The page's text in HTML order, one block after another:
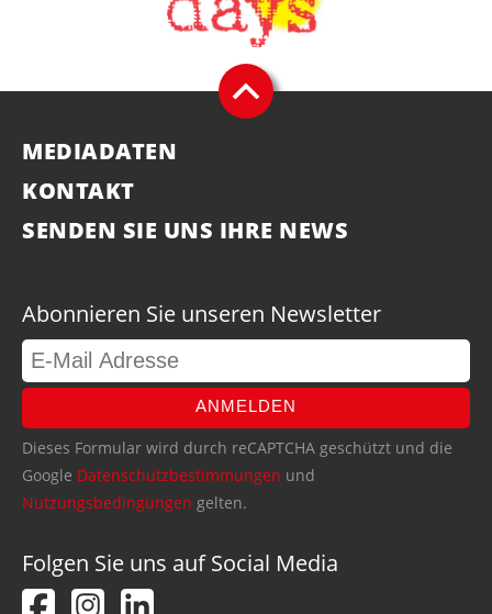
MEDIADATEN
KONTAKT
SENDEN SIE UNS IHRE NEWS
Abonnieren Sie unseren Newsletter
ANMELDEN
Dieses Formular wird durch reCAPTCHA geschützt und die
Google Datenschutzbestimmungen und
Nutzungsbedingungen gelten.
Folgen Sie uns auf Social Media